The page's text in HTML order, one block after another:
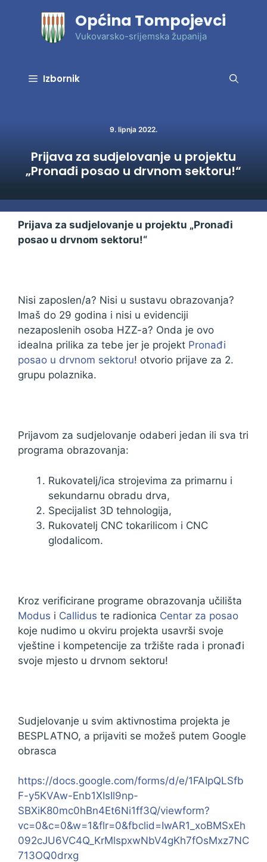
Općina Tompojevci
Vukovarsko-srijemska županija
Izbornik
9. lipnja 2022.
Prijava za sudjelovanje u projektu
„Pronađi posao u drvnom sektoru!“
Prijava za sudjelovanje u projektu „Pronađi
posao u drvnom sektoru!“
Nisi zaposlen/a? Nisi u sustavu obrazovanja?
Imaš do 29 godina i nisi u evidenciji
nezaposlenih osoba HZZ-a? Onda je ovo
idealna prilika za tebe jer je projekt Pronađi
posao u drvnom sektoru! otvorio prijave za 2.
grupu polaznika.
Prijavom za sudjelovanje odaberi jedan ili sva tri
programa obrazovanja:
Rukovatelj/ica strojevima za primarnu i
sekundarnu obradu drva,
Specijalist 3D tehnologija,
Rukovatelj CNC tokarilicom i CNC
glodalicom.
Kroz verificirane programe obrazovanja učilišta
Modus i Callidus te radionica Centar za posao
koje nudimo u okviru projekta usavrši svoje
vještine i kompetencije za tržište rada i pronađi
svoje mjesto u drvnom sektoru!
Sudjelovanje u svim aktivnostima projekta je
BESPLATNO, a prijaviti se možeš putem Google
obrasca
https://docs.google.com/forms/d/e/1FAIpQLSfb
F-y5KVAw-Enb1XIsIl9np-
SBXiK80mc0hBn4Et6Ni1ff3Q/viewform?
vc=0&c=0&w=1&flr=0&fbclid=IwAR1_xoBMSxEh
092cJU6VC4Q_KrMlspxwNbV4gKh7fOsMxz7NC
713OQ0drxg